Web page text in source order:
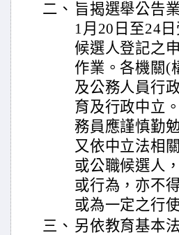
二、 旨揭選舉公告
1月20日至24
候選人登記之
作業。各機關(
及公務人員行
育及行政中立
務員應謹慎勤
又依中立法相
或公職候選人
或行為，亦不
或為一定之行
三、 另依教育基本